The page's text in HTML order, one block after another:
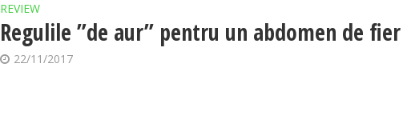
REVIEW
Regulile ”de aur” pentru un abdomen de fier
22/11/2017